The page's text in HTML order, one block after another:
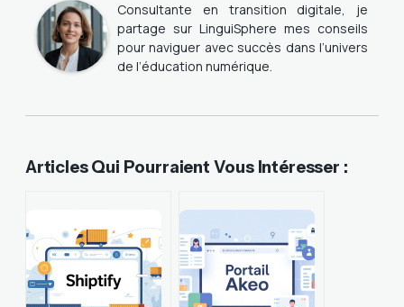
Consultante en transition digitale, je
partage sur LinguiSphere mes conseils
pour naviguer avec succès dans l’univers
de l’éducation numérique.
Articles Qui Pourraient Vous Intéresser :